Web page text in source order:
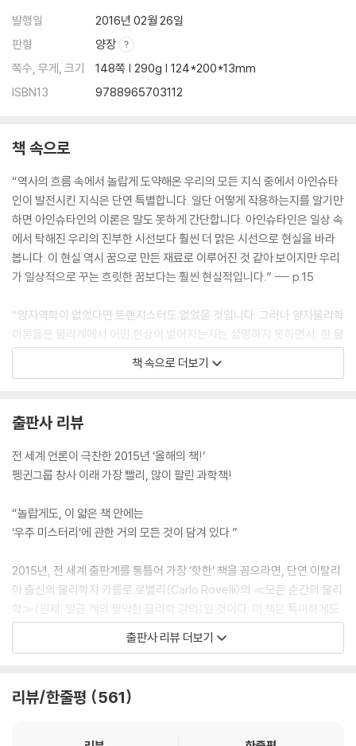
발행일
2016년 02월 26일
판형
양장
쪽수, 무게, 크기
148쪽 | 290g | 124*200*13mm
ISBN13
9788965703112
책 속으로
“역사의 흐름 속에서 놀랍게 도약해온 우리의 모든 지식 중에서 아인슈타
인이 발전시킨 지식은 단연 특별합니다. 일단 어떻게 작용하는지를 알기만
하면 아인슈타인의 이론은 말도 못하게 간단합니다. 아인슈타인은 일상 속
에서 탁해진 우리의 진부한 시선보다 훨씬 더 맑은 시선으로 현실을 바라
봅니다. 이 현실 역시 꿈으로 만든 재료로 이루어진 것 같아 보이지만 우리
가 일상적으로 꾸는 흐릿한 꿈보다는 훨씬 현실적입니다.” --- p.15
“양자역학이 없었다면 트랜지스터도 없었을 것입니다. 그러나 양자물리학
이론들은 물리계에서 어떤 현상이 벌어지는지는 설명하지 못하면서, 한 물
리계가 다른 물리계에 어떻게 인지되는지만 설명합니다. 이게 무슨 뜻일까
요? 한 물리계의 본질적인 실체에 대한 설명이 불가능하다는 뜻일까요?
의미일까요? 나는 개인적으로 그렇다고 생각합니다.” --- p.39
“코페르니쿠스(Nicolaus Copernicus, 1473~1543)가 소위 위대한
과학적 혁명을 시작하면서 또 한 번 도약하게 됩니다. 코페르니쿠스의 세
상은 아리스토텔레스의 세상과 크게 다르지 않았습니다. 하지만 근원적으
로 다른 것이 하나 있었습니다. 코페르니쿠스는 고대에 이미 구상되었으나
가 아니라 태양이라는 것을 발견하고 이를 증명해냈습니다. 이때부터 우리
지구는 다른 행성과 다를 바 없는 행성이 된 것입니다. 매우 빠른 속도로 스
스로 회전하며 태양의 주위를 돌게 됩니다. 코페르니쿠스의 세상은 아리스
토텔레스의 세상과 크게 다르지 않았습니다.” --- p.48
“공간 중에서 원자가 없는 빈 영역을 관찰해보면 이러한 입자들이 무리를
공간은 존재하지 않는 것입니다. 아주 잔잔한 바다를 가까이에서 보면 파
책 속으로 더보기
출판사 리뷰
전 세계 언론이 극찬한 2015년 ‘올해의 책!’
펭귄그룹 창사 이래 가장 빨리, 많이 팔린 과학책!
“놀랍게도, 이 얇은 책 안에는
‘우주 미스터리’에 관한 거의 모든 것이 담겨 있다.”
2015년, 전 세계 출판계를 통틀어 가장 ‘핫한’ 책을 꼽으라면, 단연 이탈리
아 출신의 물리학자 카를로 로벨리(Carlo Rovelli)의 ≪모든 순간의 물리
학≫(원제: 일곱 개의 짤막한 물리학 강의)일 것이다. 이 책은 특이하게도
‘물리학 책은 안 팔린다’는 편견을 깨고 이탈리아에서만 30만 부, 유럽 전
체 100만 부 이상의 판매고를 올리며, 종합 베스트셀러 1위에 올랐다.
가지 그림자≫를 누르고 베스트셀러 1위에 올라 더 많은 화제를 불러일으
기는 하지만, 불과 78쪽(이탈리아판) 분량의 물리학 소책자가 이처럼 팔
출판사 리뷰 더보기
리뷰/한줄평 561